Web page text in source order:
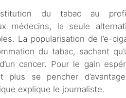
du tabac au
médecins, la seule
La popularisation de l’e-
du tabac, sachant
cancer. Pour le gain
plus se pencher
explique le journaliste.